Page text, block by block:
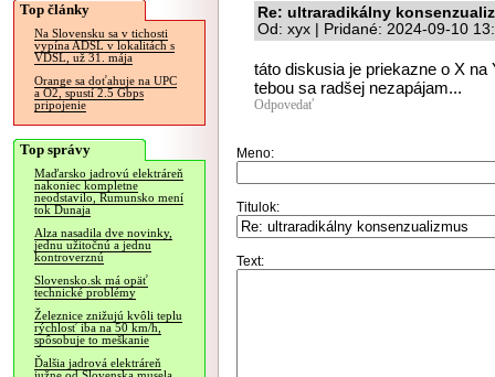
Top články
Na Slovensku sa v tichosti
vypína ADSL v lokalitách s
VDSL, už 31. mája
Orange sa doťahuje na UPC
a O2, spustí 2.5 Gbps
pripojenie
Top správy
Maďarsko jadrovú elektráreň
nakoniec kompletne
neodstavilo, Rumunsko mení
tok Dunaja
Alza nasadila dve novinky,
jednu užitočnú a jednu
kontroverznú
Slovensko.sk má opäť
technické problémy
Železnice znižujú kvôli teplu
rýchlosť iba na 50 km/h,
spôsobuje to meškanie
Ďalšia jadrová elektráreň
Re: ultraradikálny
Od: xyx | Pridané: 2024-09-10
táto diskusia je priekazne o X
tebou sa radšej nezapájam...
Odpovedať
Meno:
Titulok:
Text: